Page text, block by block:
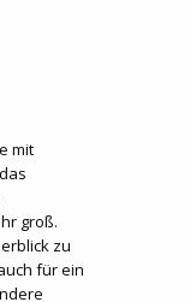
mit
groß.
zu
für ein